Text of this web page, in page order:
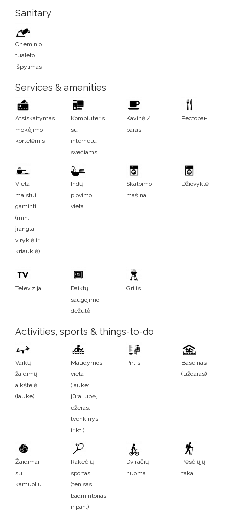
Sanitary
Cheminio
tualeto
išpylimas
Services & amenities
Atsiskaitymas
mokėjimo
kortelėmis
Kompiuteris
su
internetu
svečiams
Kavinė /
baras
Ресторан
Vieta
maistui
gaminti
(min.
įrangta
viryklė ir
kriauklė)
Indų
plovimo
vieta
Skalbimo
mašina
Džiovyklė
Televizija
Daiktų
saugojimo
dežutė
Grilis
Activities, sports & things-to-do
Vaikų
žaidimų
aikštelė
(lauke)
Maudymosi
vieta
(lauke:
jūra, upė,
ežeras,
tvenkinys
ir kt.)
Pirtis
Baseinas
(uždaras)
Žaidimai
su
kamuoliu
Rakečių
sportas
(tenisas,
badmintonas
ir pan.)
Dviračių
nuoma
Pėsčiųjų
takai